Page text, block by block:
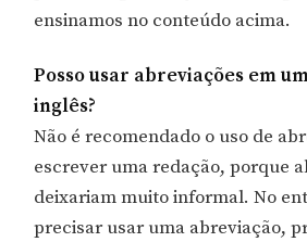
ensinamos no conteúdo acima.
Posso usar abreviações em
inglês?
Não é recomendado o uso de
escrever uma redação, porque
deixariam muito informal. No
precisar usar uma abreviação,